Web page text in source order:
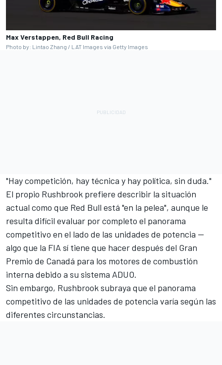
Max Verstappen, Red Bull Racing
Photo by: Lintao Zhang / LAT Images via Getty Images
"Hay competición, hay técnica y hay política, sin duda."
El propio Rushbrook prefiere describir la situación
actual como que Red Bull está "en la pelea", aunque le
resulta difícil evaluar por completo el panorama
competitivo en el lado de las unidades de potencia —
algo que la FIA sí tiene que hacer después del Gran
Premio de Canadá para los motores de combustión
interna debido a su sistema ADUO.
Sin embargo, Rushbrook subraya que el panorama
competitivo de las unidades de potencia varía según las
diferentes circunstancias.